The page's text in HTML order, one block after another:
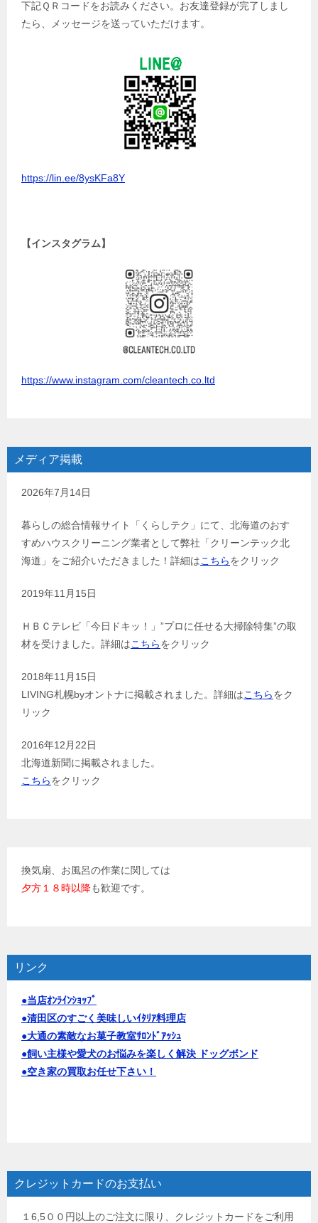
下記ＱＲコードをお読みください。お友達登録が完了しまし
たら、メッセージを送っていただけます。
https://lin.ee/8ysKFa8Y
【インスタグラム】
https://www.instagram.com/cleantech.co.ltd
メディア掲載
2026年7月14日
暮らしの総合情報サイト「くらしテク」にて、北海道のおす
すめハウスクリーニング業者として弊社「クリーンテック北
海道」をご紹介いただきました！詳細はこちらをクリック
2019年11月15日
ＨＢＣテレビ「今日ドキッ！」”プロに任せる大掃除特集”の取
材を受けました。詳細はこちらをクリック
2018年11月15日
LIVING札幌byオントナに掲載されました。詳細はこちらをク
リック
2016年12月22日
北海道新聞に掲載されました。
こちらをクリック
換気扇、お風呂の作業に関しては
夕方１８時以降も歓迎です。
リンク
●当店ｵﾝﾗｲﾝｼｮｯﾌﾟ
●清田区のすごく美味しいｲﾀﾘｱ料理店
●大通の素敵なお菓子教室ｻﾛﾝﾄﾞｱｯｼｭ
●飼い主様や愛犬のお悩みを楽しく解決 ドッグボンド
●空き家の買取お任せ下さい！
クレジットカードのお支払い
１6,5００円以上のご注文に限り、クレジットカードをご利用